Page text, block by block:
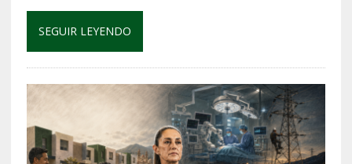
SEGUIR LEYENDO